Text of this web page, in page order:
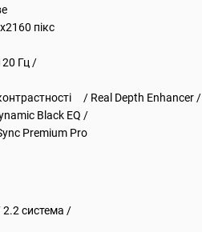
пікс
Гц /
/ Real Depth Enhancer /
Black EQ /
Premium Pro
2.2 система /